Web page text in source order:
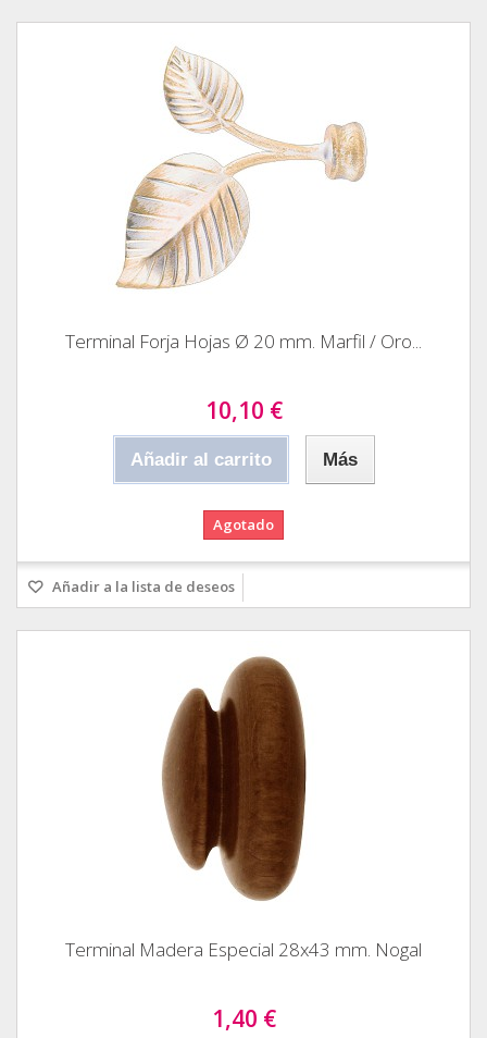
Terminal Forja Hojas Ø 20 mm. Marfil / Oro...
10,10 €
Añadir al carrito Más
Agotado
Añadir a la lista de deseos
Terminal Madera Especial 28x43 mm. Nogal
1,40 €